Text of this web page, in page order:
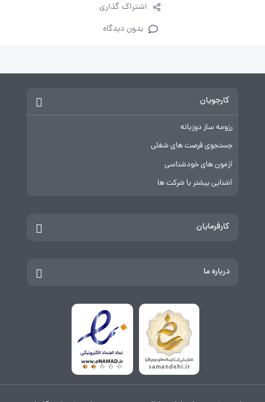
اشتراک گذاری
بدون دیدگاه
کارجویان
رزومه ساز دوزبانه
جستجوی فرصت های شغلی
آزمون های خودشناسی
آشنایی بیشتر با شرکت ها
کارفرمایان
درباره ما